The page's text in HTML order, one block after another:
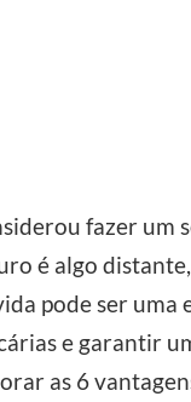
fazer um
é algo
pode ser
e garantir
as 6